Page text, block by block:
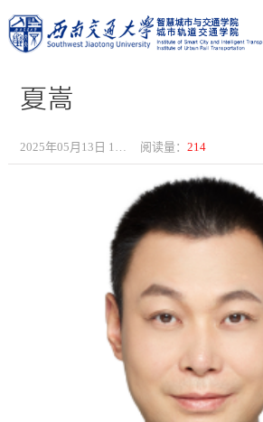
夏嵩
阅读量：214